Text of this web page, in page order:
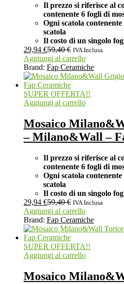
Il prezzo si riferisce al
contenente 6 fogli di
Ogni scatola
scatola
Il costo di un singolo
29,94 €59,40€ IVA Inclusa
Aggiungi al carrello
Brand: Fap Ceramiche
SUPER OFFERTA!!
Aggiungi al carrello
Mosaico
– Milano&Wall –
Il prezzo si riferisce al
contenente 6 fogli di
Ogni scatola
scatola
Il costo di un singolo
29,94 €59,40€ IVA Inclusa
Aggiungi al carrello
Brand: Fap Ceramiche
SUPER OFFERTA!!
Aggiungi al carrello
Mosaico